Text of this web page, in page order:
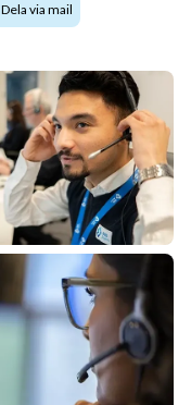
Dela via mail